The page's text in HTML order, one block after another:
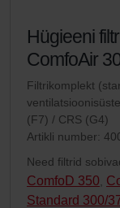
Hügieeni
ComfoAir
Filtrikomplekt
(F7) / CRS (G4)
Artikli number:
Need filtrid
ComfoD 350
Standard 300/